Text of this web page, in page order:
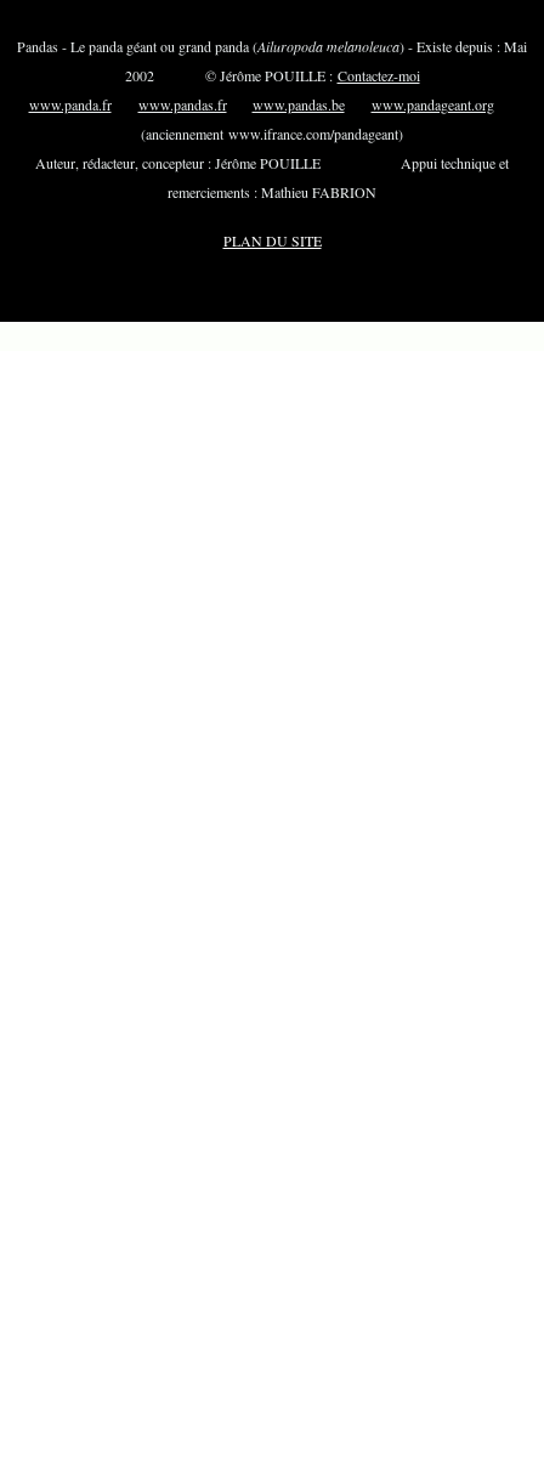
Pandas - Le panda géant ou grand panda (Ailuropoda melanoleuca) - Existe depuis : Mai
2002 © Jérôme POUILLE : Contactez-moi
www.panda.fr
www.pandas.fr www.pandas.be
www.pandageant.org
(anciennement www.ifrance.com/pandageant)
Auteur, rédacteur, concepteur : Jérôme POUILLE Appui technique et
remerciements : Mathieu FABRION
PLAN DU SITE